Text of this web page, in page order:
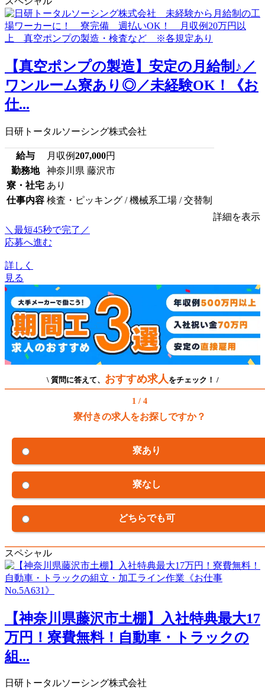
【真空ポンプの製造】安定の月給制♪／
ワンルーム寮あり◎／未経験OK！《お
仕...
日研トータルソーシング株式会社
給与 月収例207,000円
勤務地
神奈川県 藤沢市
寮・社宅 あり
仕事内容 検査・ピッキング / 機械系工場 / 交替制
詳細を表示
＼最短45秒で完了／
応募へ進む
詳しく
見る
\ 質問に答えて、 おすすめ求人 をチェック！ /
1 / 4
寮付きの求人をお探しですか？
寮あり
寮なし
どちらでも可
スペシャル
【神奈川県藤沢市土棚】入社特典最大17
万円！寮費無料！自動車・トラックの
組...
日研トータルソーシング株式会社